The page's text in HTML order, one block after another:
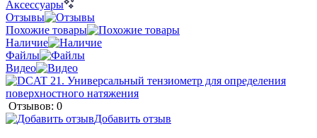
Аксессуары
Отзывы
Похожие товары
Наличие
Файлы
Видео
Отзывов: 0
Добавить отзыв